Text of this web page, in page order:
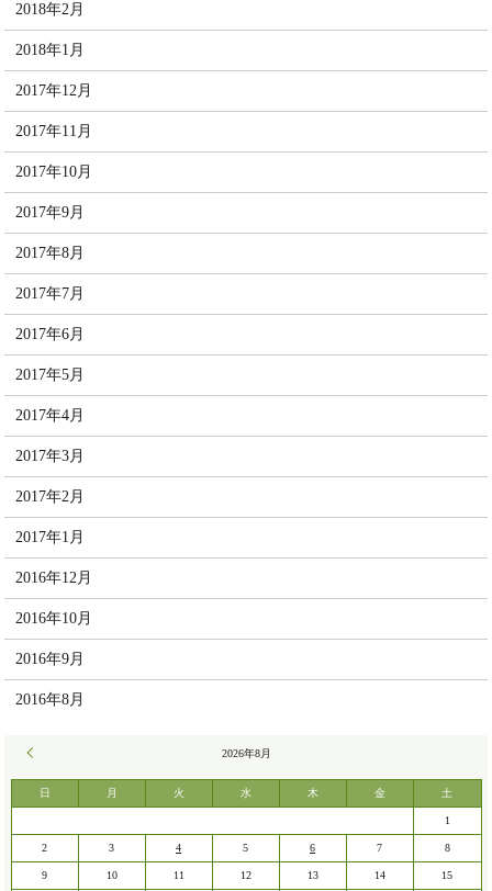
2018年2月
2018年1月
2017年12月
2017年11月
2017年10月
2017年9月
2017年8月
2017年7月
2017年6月
2017年5月
2017年4月
2017年3月
2017年2月
2017年1月
2016年12月
2016年10月
2016年9月
2016年8月
2026年8月
日 月 火 水 木 金 土
1
2 3 4 5 6 7 8
9 10 11 12 13 14 15